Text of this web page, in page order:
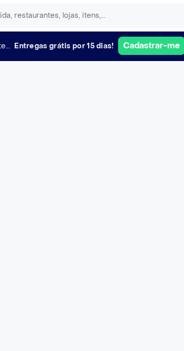
Entregas grátis por 15 dias! Cadastrar-me